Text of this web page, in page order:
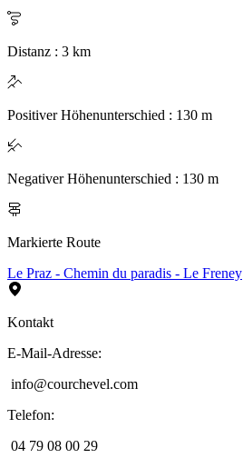
Distanz : 3 km
Positiver Höhenunterschied : 130 m
Negativer Höhenunterschied : 130 m
Markierte Route
Le Praz - Chemin du paradis - Le Freney
Kontakt
E-Mail-Adresse:
info@courchevel.com
Telefon:
04 79 08 00 29